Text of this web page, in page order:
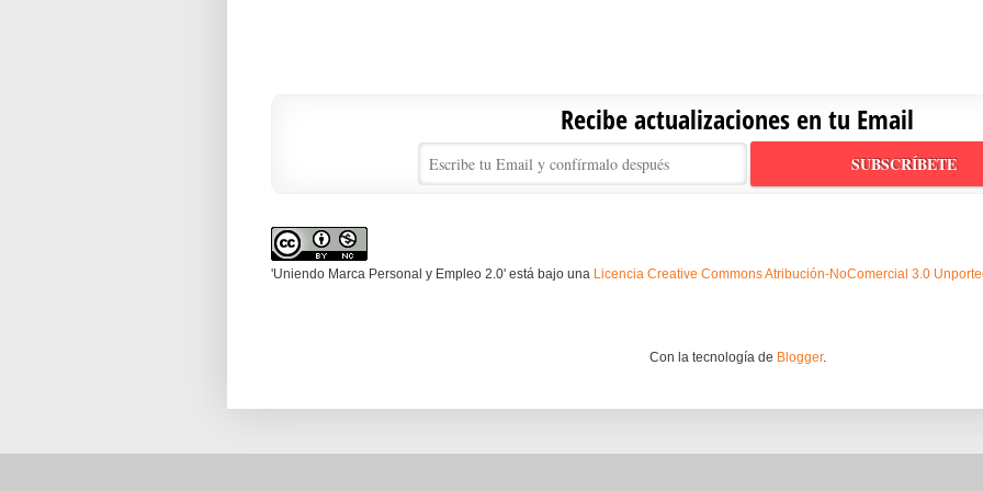
Recibe actualizaciones en tu Email
'Uniendo Marca Personal y Empleo 2.0' está bajo una Licencia Creative Commons Atribución-NoComercial 3.0
Con la tecnología de Blogger.